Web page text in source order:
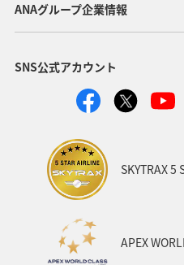
ANAグループ企業情報
SNS公式アカウント
SKYTRAX 5
APEX